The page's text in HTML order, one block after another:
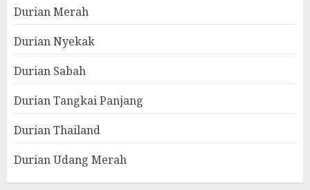
Durian Merah
Durian Nyekak
Durian Sabah
Durian Tangkai Panjang
Durian Thailand
Durian Udang Merah